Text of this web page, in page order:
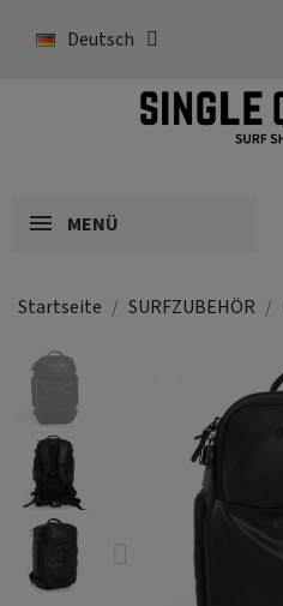
Deutsch
MENÜ
Startseite SURFZUBEHÖR